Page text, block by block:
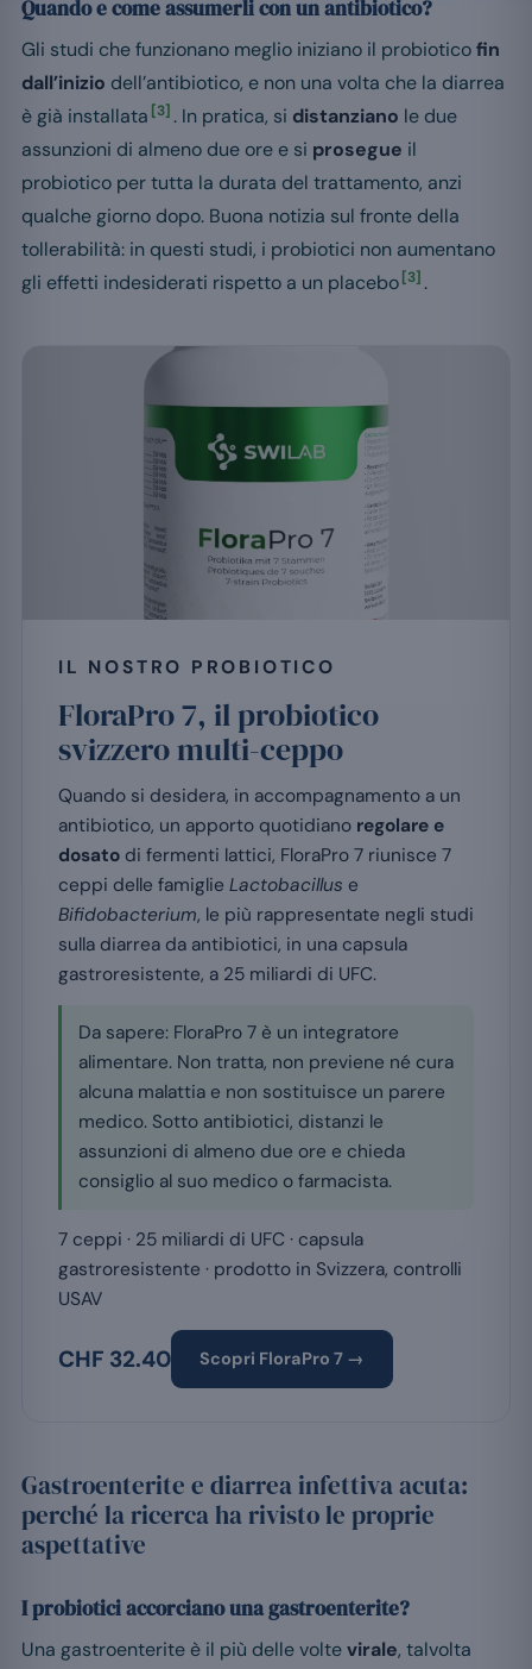
Quando e come assumerli con un antibiotico?
Gli studi che funzionano meglio iniziano il probioticofin
dall’inizio dell’antibiotico, e non una volta che la diarrea
è già installata [3] . In pratica, si distanziano le due
assunzioni di almeno due ore e si prosegue il
probiotico per tutta la durata del trattamento, anzi
qualche giorno dopo. Buona notizia sul fronte della
tollerabilità: in questi studi, i probiotici non aumentano
gli effetti indesiderati rispetto a un placebo [3] .
IL NOSTRO PROBIOTICO
FloraPro 7, il probiotico
svizzero multi-ceppo
Quando si desidera, in accompagnamento a un
antibiotico, un apporto quotidiano regolare e
dosato di fermenti lattici, FloraPro 7 riunisce 7
ceppi delle famiglie Lactobacillus e
Bifidobacterium, le più rappresentate negli studi
sulla diarrea da antibiotici, in una capsula
gastroresistente, a 25 miliardi di UFC.
Da sapere: FloraPro 7 è un integratore
alimentare. Non tratta, non previene né cura
alcuna malattia e non sostituisce un parere
medico. Sotto antibiotici, distanzi le
assunzioni di almeno due ore e chieda
consiglio al suo medico o farmacista.
7 ceppi · 25 miliardi di UFC · capsula
gastroresistente · prodotto in Svizzera, controlli
USAV
CHF 32.40 Scopri FloraPro 7 →
Gastroenterite e diarrea infettiva acuta:
perché la ricerca ha rivisto le proprie
aspettative
I probiotici accorciano una gastroenterite?
Una gastroenterite è il più delle voltevirale, talvolta